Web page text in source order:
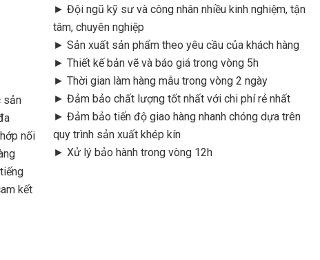
sản
nối
kết
► Đội ngũ kỹ sư và công nhân nhiều kinh nghiệm, tận
tâm, chuyên nghiệp
► Sản xuất sản phẩm theo yêu cầu của khách hàng
► Thiết kế bản vẽ và báo giá trong vòng 5h
► Thời gian làm hàng mẫu trong vòng 2 ngày
► Đảm bảo chất lượng tốt nhất với chi phí rẻ nhất
► Đảm bảo tiến độ giao hàng nhanh chóng dựa trên
quy trình sản xuất khép kín
► Xử lý bảo hành trong vòng 12h